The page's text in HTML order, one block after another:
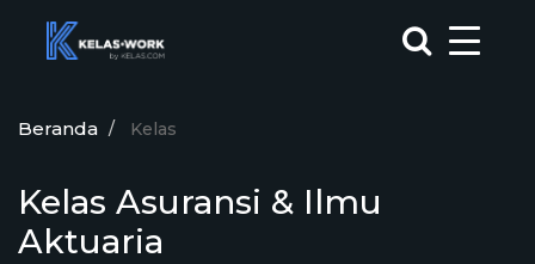
Beranda Kelas
Kelas Asuransi & Ilmu
Aktuaria